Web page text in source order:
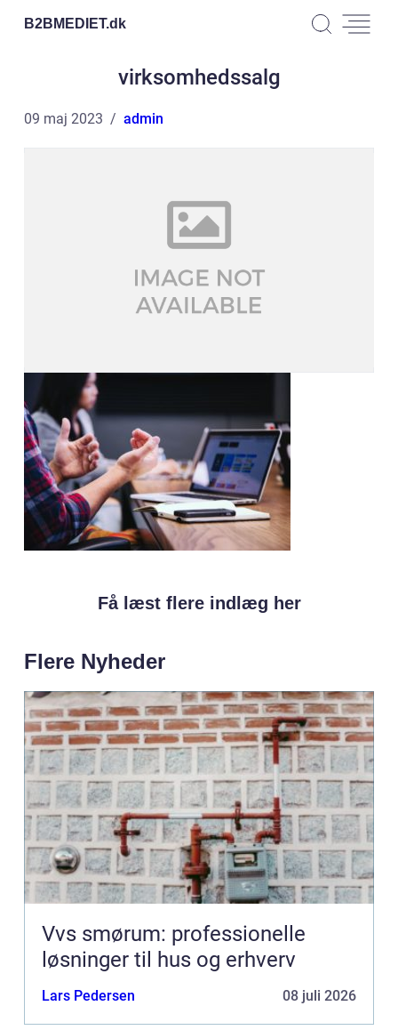
B2BMEDIET.dk
virksomhedssalg
09 maj 2023 admin
Få læst flere indlæg her
Flere Nyheder
Vvs smørum: professionelle
løsninger til hus og erhverv
Lars Pedersen 08 juli 2026